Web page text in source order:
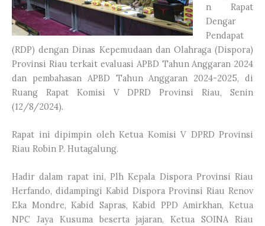
n Rapat
Dengar
Pendapat
(RDP) dengan Dinas Kepemudaan dan Olahraga (Dispora)
Provinsi Riau terkait evaluasi APBD Tahun Anggaran 2024
dan pembahasan APBD Tahun Anggaran 2024-2025, di
Ruang Rapat Komisi V DPRD Provinsi Riau, Senin
(12/8/2024).
Rapat ini dipimpin oleh Ketua Komisi V DPRD Provinsi
Riau Robin P. Hutagalung.
Hadir dalam rapat ini, Plh Kepala Dispora Provinsi Riau
Herfando, didampingi Kabid Dispora Provinsi Riau Renov
Eka Mondre, Kabid Sapras, Kabid PPD Amirkhan, Ketua
NPC Jaya Kusuma beserta jajaran, Ketua SOINA Riau